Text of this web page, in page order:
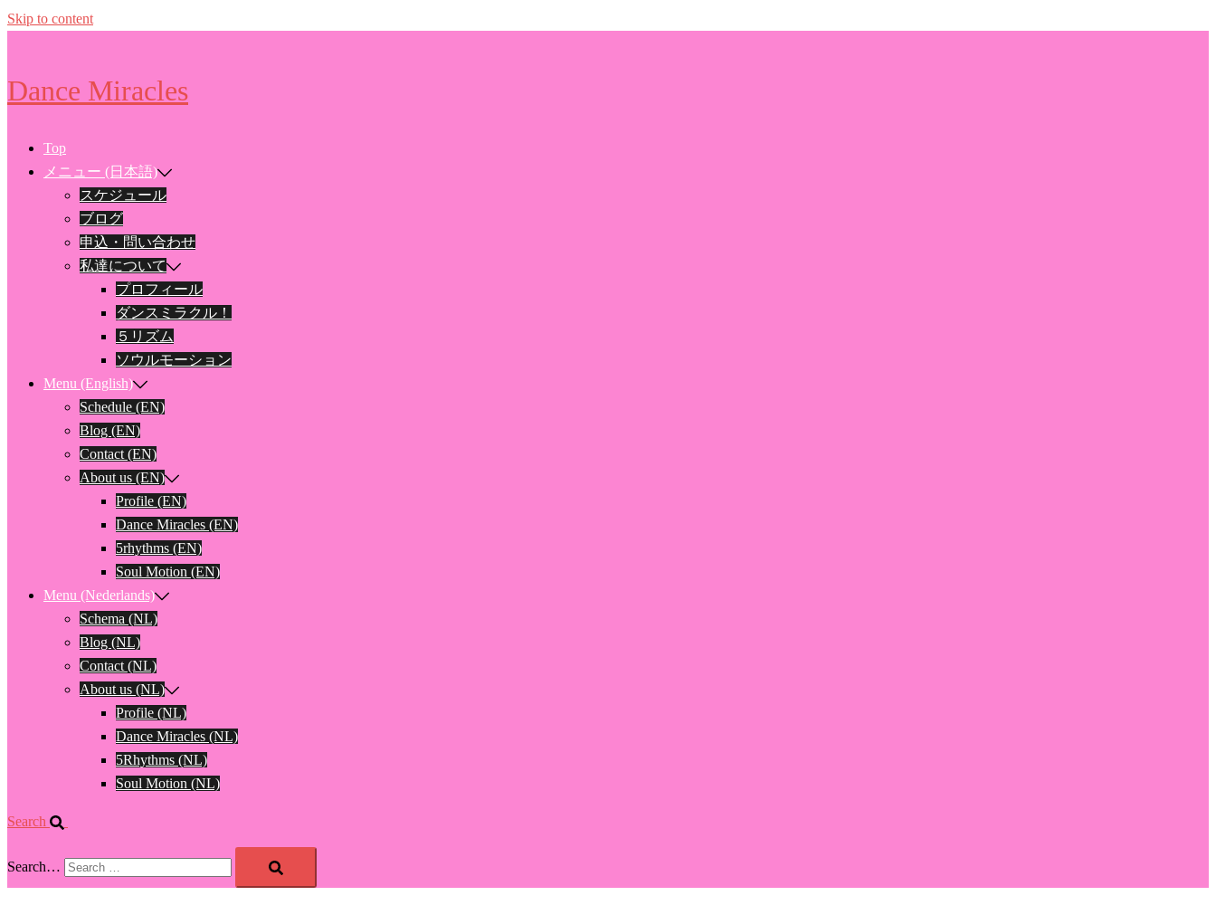
Skip to content
Dance Miracles
Top
メニュー (日本語)
スケジュール
ブログ
申込・問い合わせ
私達について
プロフィール
ダンスミラクル！
５リズム
ソウルモーション
Menu (English)
Schedule (EN)
Blog (EN)
Contact (EN)
About us (EN)
Profile (EN)
Dance Miracles (EN)
5rhythms (EN)
Soul Motion (EN)
Menu (Nederlands)
Schema (NL)
Blog (NL)
Contact (NL)
About us (NL)
Profile (NL)
Dance Miracles (NL)
5Rhythms (NL)
Soul Motion (NL)
Search
Search…